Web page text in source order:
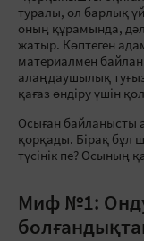
туралы, ол барлық
оның құрамында,
жатыр. Көптеген
материалмен
алаңдаушылық
қағаз өндіру үшін
Осыған байланысты
қорқады. Бірақ бұл
түсінік пе?
Миф №1: